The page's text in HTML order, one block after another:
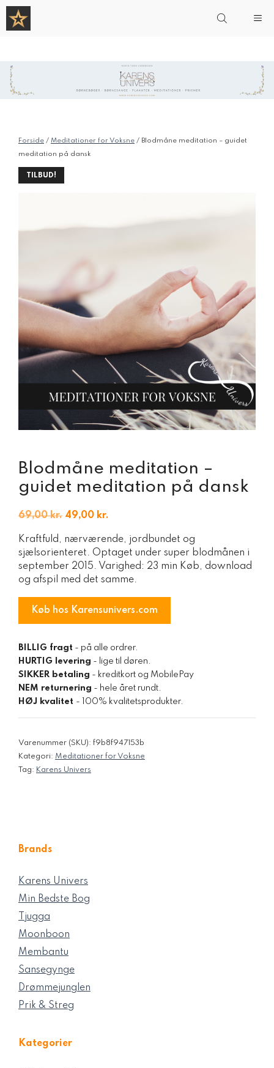
Hop
indhold
Forside / Meditationer for Voksne / Blodmåne meditation – guidet
meditation på dansk
TILBUD!
Blodmåne meditation –
guidet meditation på dansk
69,00kr. Den
pris
var:
69,00 kr..
49,00 kr.
pris
er:
49,00 kr..
Kraftfuld, nærværende, jordbundet og
sjælsorienteret. Optaget under super blodmånen i
september 2015. Varighed: 23 min Køb, download
og afspil med det samme.
Køb hos Karensunivers.com
BILLIG fragt - på alle ordrer.
HURTIG levering - lige til døren.
SIKKER betaling - kreditkort og MobilePay
NEM returnering - hele året rundt.
HØJ kvalitet - 100% kvalitetsprodukter.
Varenummer (SKU): f9b8f947153b
Kategori: Meditationer for Voksne
Tag: Karens Univers
Brands
Karens Univers
Min Bedste Bog
Tjugga
Moonboon
Membantu
Sansegynge
Drømmejunglen
Prik & Streg
Kategorier